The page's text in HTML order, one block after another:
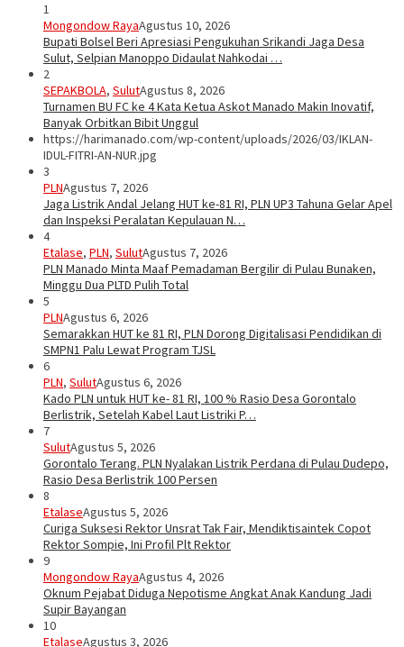
1
Mongondow RayaAgustus 10, 2026
Bupati Bolsel Beri Apresiasi Pengukuhan Srikandi Jaga Desa
Sulut, Selpian Manoppo Didaulat Nahkodai …
2
SEPAKBOLA, SulutAgustus 8, 2026
Turnamen BU FC ke 4 Kata Ketua Askot Manado Makin Inovatif,
Banyak Orbitkan Bibit Unggul
https://harimanado.com/wp-content/uploads/2026/03/IKLAN-
IDUL-FITRI-AN-NUR.jpg
3
PLNAgustus 7, 2026
Jaga Listrik Andal Jelang HUT ke-81 RI, PLN UP3 Tahuna Gelar Apel
dan Inspeksi Peralatan Kepulauan N…
4
Etalase, PLN, SulutAgustus 7, 2026
PLN Manado Minta Maaf Pemadaman Bergilir di Pulau Bunaken,
Minggu Dua PLTD Pulih Total
5
PLNAgustus 6, 2026
Semarakkan HUT ke 81 RI, PLN Dorong Digitalisasi Pendidikan di
SMPN1 Palu Lewat Program TJSL
6
PLN, SulutAgustus 6, 2026
Kado PLN untuk HUT ke- 81 RI, 100 % Rasio Desa Gorontalo
Berlistrik, Setelah Kabel Laut Listriki P…
7
SulutAgustus 5, 2026
Gorontalo Terang. PLN Nyalakan Listrik Perdana di Pulau Dudepo,
Rasio Desa Berlistrik 100 Persen
8
EtalaseAgustus 5, 2026
Curiga Suksesi Rektor Unsrat Tak Fair, Mendiktisaintek Copot
Rektor Sompie, Ini Profil Plt Rektor
9
Mongondow RayaAgustus 4, 2026
Oknum Pejabat Diduga Nepotisme Angkat Anak Kandung Jadi
Supir Bayangan
10
EtalaseAgustus 3, 2026